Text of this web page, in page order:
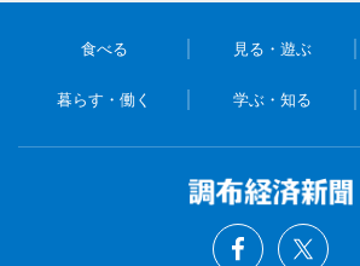
食べる 見る・遊ぶ
暮らす・働く 学ぶ・知る